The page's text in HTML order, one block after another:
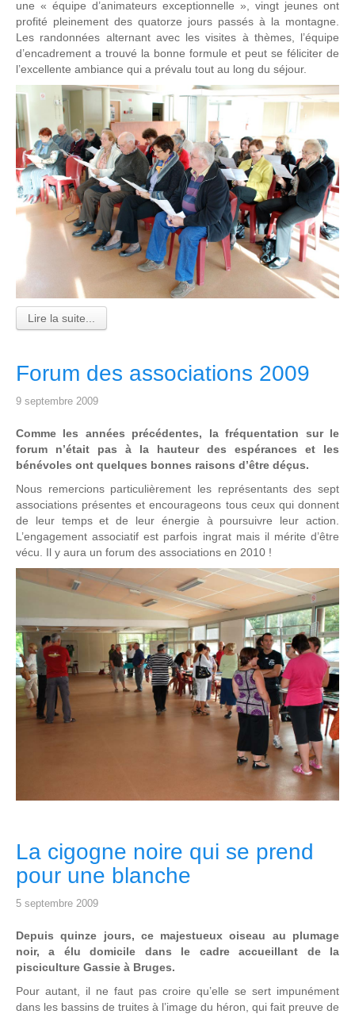
une « équipe d’animateurs exceptionnelle », vingt jeunes ont
profité pleinement des quatorze jours passés à la montagne.
Les randonnées alternant avec les visites à thèmes, l’équipe
d’encadrement a trouvé la bonne formule et peut se féliciter de
l’excellente ambiance qui a prévalu tout au long du séjour.
Lire la suite...
Forum des associations 2009
9 septembre 2009
Comme les années précédentes, la fréquentation sur le
forum n’était pas à la hauteur des espérances et les
bénévoles ont quelques bonnes raisons d’être déçus.
Nous remercions particulièrement les représentants des sept
associations présentes et encourageons tous ceux qui donnent
de leur temps et de leur énergie à poursuivre leur action.
L’engagement associatif est parfois ingrat mais il mérite d’être
vécu. Il y aura un forum des associations en 2010 !
La cigogne noire qui se prend
pour une blanche
5 septembre 2009
Depuis quinze jours, ce majestueux oiseau au plumage
noir, a élu domicile dans le cadre accueillant de la
pisciculture Gassie à Bruges.
Pour autant, il ne faut pas croire qu’elle se sert impunément
dans les bassins de truites à l’image du héron, qui fait preuve de